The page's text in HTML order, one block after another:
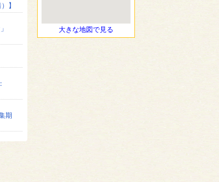
】
期
大きな地図で見る